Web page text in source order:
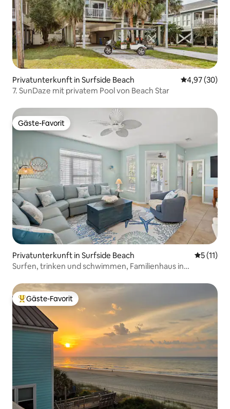
Privatunterkunft in Surfside Beach
4,97 (30)
7. SunDaze mit privatem Pool von Beach Star
Gäste-Favorit
Gäste-Favorit
Privatunterkunft in Surfside Beach
5 (11)
Surfen, trinken und schwimmen, Familienhaus in
Beliebter Gäste-Favorit.
Gäste-Favorit